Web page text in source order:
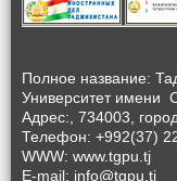
Полное название:
Университет имени
Адрес:, 734003,
Телефон: +992(37)
WWW: www.tgpu.tj
E-mail: info@tgpu.tj